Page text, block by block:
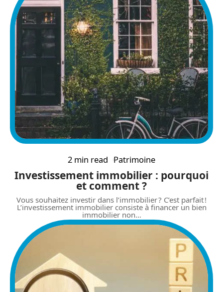
2 min read Patrimoine
Investissement immobilier : pourquoi
et comment ?
Vous souhaitez investir dans l’immobilier ? C’est parfait !
L’investissement immobilier consiste à financer un bien
immobilier non…